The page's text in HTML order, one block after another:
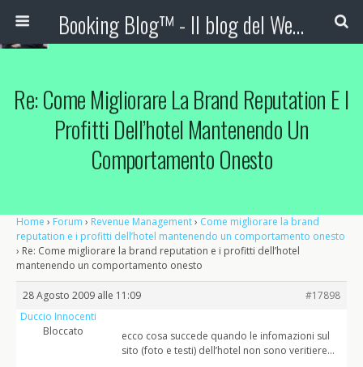
Booking Blog™ - Il blog del Web Marketing Turistico
Re: Come Migliorare La Brand Reputation E I
Profitti Dell’hotel Mantenendo Un
Comportamento Onesto
Home › Forum › Revenue Management› Come migliorare la brand
reputation e i profitti dell’hotel mantenendo un comportamento onesto
› Re: Come migliorare la brand reputation e i profitti dell’hotel
mantenendo un comportamento onesto
28 Agosto 2009 alle 11:09
#17898
Duccio Innocenti
Bloccato
ecco cosa succede quando le infomazioni sul
sito (foto e testi) dell’hotel non sono veritiere…